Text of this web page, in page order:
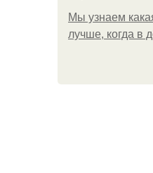
Мы узнаем
лучше, когда в